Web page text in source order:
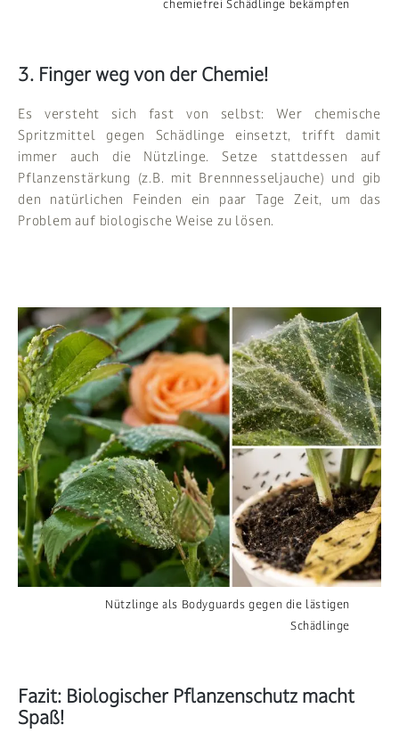
chemiefrei Schädlinge bekämpfen
3. Finger weg von der Chemie!
Es versteht sich fast von selbst: Wer chemische
Spritzmittel gegen Schädlinge einsetzt, trifft damit
immer auch die Nützlinge. Setze stattdessen auf
Pflanzenstärkung (z.B. mit Brennnesseljauche) und gib
den natürlichen Feinden ein paar Tage Zeit, um das
Problem auf biologische Weise zu lösen.
Nützlinge als Bodyguards gegen die lästigen
Schädlinge
Fazit: Biologischer Pflanzenschutz macht
Spaß!